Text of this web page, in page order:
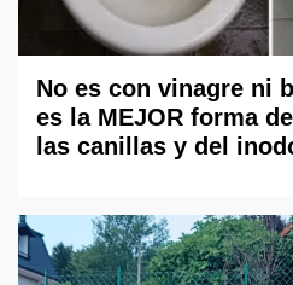
No es con vinagre ni
es la MEJOR forma
las canillas y del